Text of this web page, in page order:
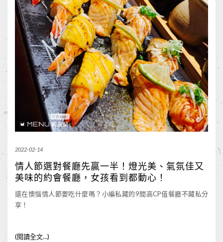
2022-02-14
情人節選對餐廳先贏一半！燈光美、氣氛佳又
美味的約會餐廳，女孩看到都動心！
還在懊惱情人節要吃什麼嗎？小編私藏的9間高CP值餐廳不藏私分
享！
(閱讀全文…)